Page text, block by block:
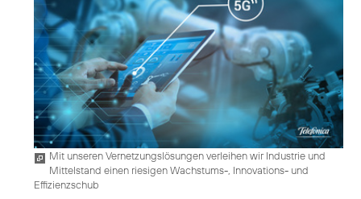
Mit unseren Vernetzungslösungen verleihen wir Industrie und
Mittelstand einen riesigen Wachstums-, Innovations- und
Effizienzschub